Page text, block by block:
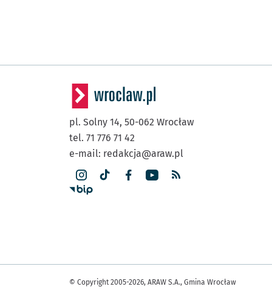
pl. Solny 14, 50-062 Wrocław
tel. 71 776 71 42
e-mail: redakcja@araw.pl
© Copyright 2005-2026, ARAW S.A., Gmina Wrocław